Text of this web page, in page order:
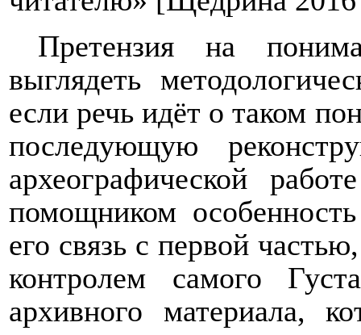
Претензия на
выглядеть
если речь идёт о таком
последующую
археографической
помощником
его связь с первой
контролем самого
архивного материала,